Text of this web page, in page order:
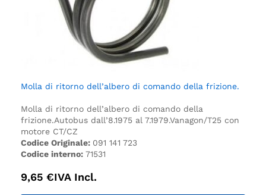
Molla di ritorno dell’albero di comando della frizione.
Molla di ritorno dell’albero di comando della
frizione.Autobus dall’8.1975 al 7.1979.Vanagon/T25 con
motore CT/CZ
Codice Originale: 091 141 723
Codice interno: 71531
9,65 €IVA Incl.